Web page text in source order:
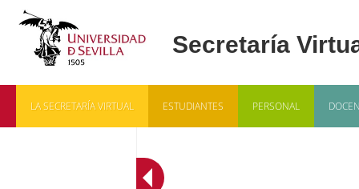
LA SECRETARÍA VIRTUAL ESTUDIANTES PERSONAL